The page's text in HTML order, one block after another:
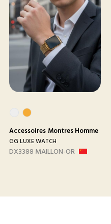
Accessoires Montres Homme
GG LUXE WATCH
DX3388 MAILLON-OR